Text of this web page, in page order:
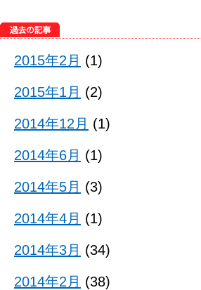
2015年2月 (1)
2015年1月 (2)
2014年12月 (1)
2014年6月 (1)
2014年5月 (3)
2014年4月 (1)
2014年3月 (34)
2014年2月 (38)